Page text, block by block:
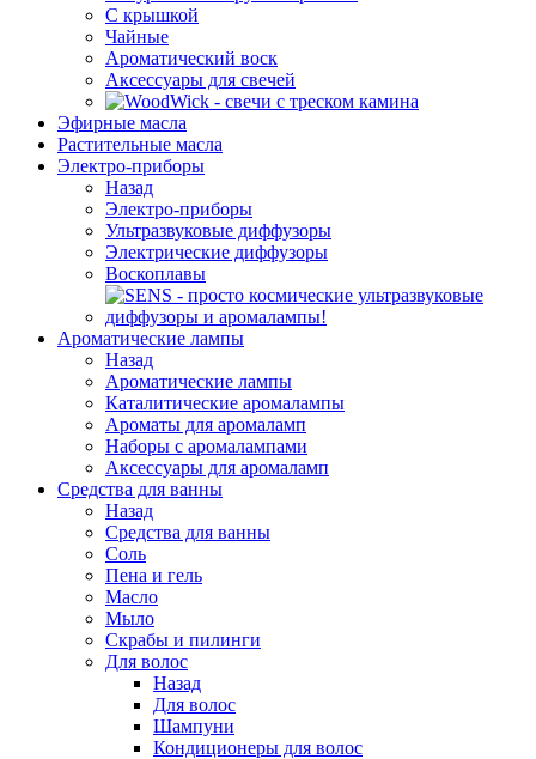
С крышкой
Чайные
Ароматический воск
Аксессуары для свечей
Эфирные масла
Растительные масла
Электро-приборы
Назад
Электро-приборы
Ультразвуковые диффузоры
Электрические диффузоры
Воскоплавы
Ароматические лампы
Назад
Ароматические лампы
Каталитические аромалампы
Ароматы для аромаламп
Наборы с аромалампами
Аксессуары для аромаламп
Средства для ванны
Назад
Средства для ванны
Соль
Пена и гель
Масло
Мыло
Скрабы и пилинги
Для волос
Назад
Для волос
Шампуни
Кондиционеры для волос